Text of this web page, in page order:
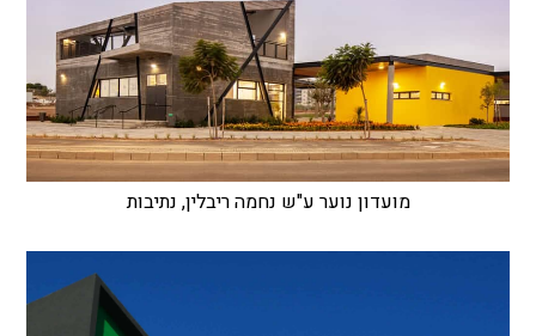
מועדון נוער ע"ש נחמה ריבלין, נתיבות